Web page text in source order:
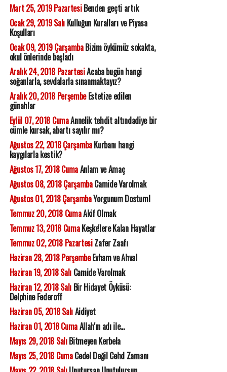
Mart 25, 2019 PazartesiBenden geçti artık
Ocak 29, 2019 SalıKulluğun Kuralları ve Piyasa
Koşulları
Ocak 09, 2019 ÇarşambaBizim öykümüz sokakta,
okul önlerinde başladı
Aralık 24, 2018 PazartesiAcaba bugün hangi
soğanlarla, sevdalarla sınanmaktayız?
Aralık 20, 2018 PerşembeEstetize edilen
günahlar
Eylül 07, 2018 CumaAnnelik tehdit altındadiye bir
cümle kursak, abartı sayılır mı?
Ağustos 22, 2018 ÇarşambaKurbanı hangi
kaygılarla kestik?
Ağustos 17, 2018 CumaAnlam ve Amaç
Ağustos 08, 2018 ÇarşambaCamide Varolmak
Ağustos 01, 2018 ÇarşambaYorgunum Dostum!
Temmuz 20, 2018 CumaAkif Olmak
Temmuz 13, 2018 CumaKeşke'lere Kalan Hayatlar
Temmuz 02, 2018 PazartesiZafer Zaafı
Haziran 28, 2018 PerşembeEvham ve Ahval
Haziran 19, 2018 SalıCamide Varolmak
Haziran 12, 2018 SalıBir Hidayet Öyküsü:
Delphine Federoff
Haziran 05, 2018 SalıAidiyet
Haziran 01, 2018 CumaAllah'ın adı ile...
Mayıs 29, 2018 SalıBitmeyen Kerbela
Mayıs 25, 2018 CumaCedel Değil Cehd Zamanı